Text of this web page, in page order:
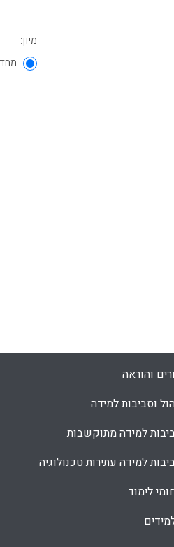
מיון:
והוראה
וסביבות למידה
למידה מתוקשבות
למידה עתירות טכנולוגיה
לימוד